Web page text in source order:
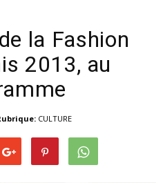
la Fashion
2013, au
CULTURE